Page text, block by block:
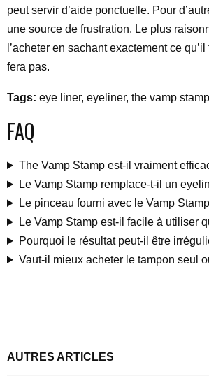
peut servir d’aide ponctuelle. Pour
une source de frustration. Le plus
l’acheter en sachant exactement ce
fera pas.
Tags: eye liner, eyeliner, the vamp
FAQ
The Vamp Stamp est-il vraiment
Le Vamp Stamp remplace-t-il un
Le pinceau fourni avec le Vamp
Le Vamp Stamp est-il facile à utiliser
Pourquoi le résultat peut-il être
Vaut-il mieux acheter le tampon seul
AUTRES ARTICLES